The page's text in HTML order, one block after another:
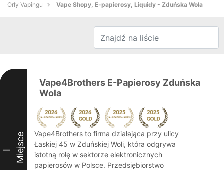
Orły Vapingu Vape Shopy, E-papierosy, Liquidy - Zduńska Wola
I Miejsce
Vape4Brothers E-Papierosy Zduńska
Wola
Vape4Brothers to firma działająca przy ulicy
Łaskiej 45 w Zduńskiej Woli, która odgrywa
istotną rolę w sektorze elektronicznych
papierosów w Polsce. Przedsiębiorstwo